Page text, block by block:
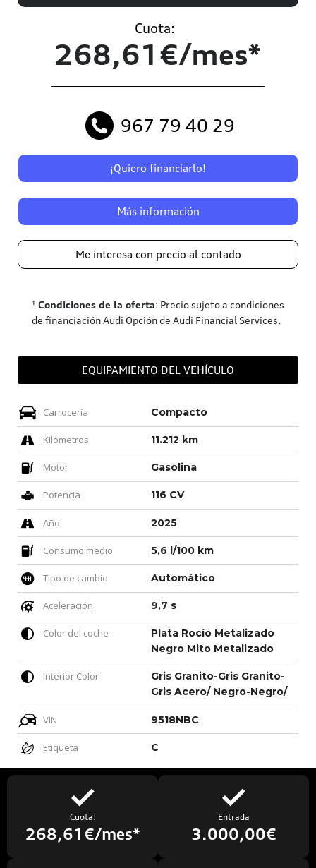
Cuota:
268,61€/mes*
967 79 40 29
¡Quiero financiarlo!
Más información
Me interesa con precio al contado
¹ Condiciones de la oferta: Precio sujeto a condiciones
de financiación Audi Opción de Audi Financial Services.
EQUIPAMIENTO DEL VEHÍCULO
Carrocería Compacto
Kilómetros 11.212 km
Motor Gasolina
Potencia 116 CV
Año 2025
Consumo medio 5,6 l/100 km
Tipo de cambio Automático
Aceleración 9,7 s
Color del coche
Plata Rocío Metalizado
Negro Mito Metalizado
Interior Color
Gris Granito-Gris Granito-
Gris Acero/ Negro-Negro/
VIN 9518NBC
Etiqueta C
Cuota:
268,61€/mes*
Entrada
3.000,00€